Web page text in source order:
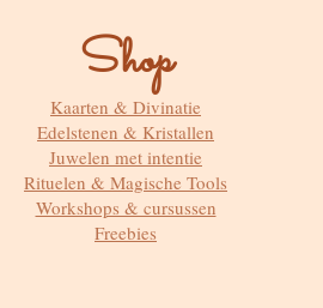
Shop
Kaarten & Divinatie
Edelstenen & Kristallen
Juwelen met intentie
Rituelen & Magische Tools
Workshops & cursussen
Freebies